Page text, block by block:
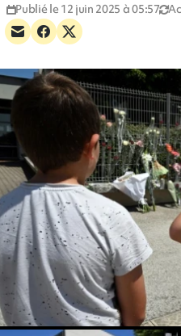
Publié le 12 juin 2025 à 05:57